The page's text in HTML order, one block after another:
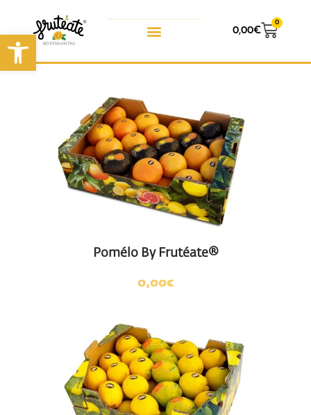
Ouvrir la barre d’outils0,00€
0
Pomélo By Frutéate®
0,00€